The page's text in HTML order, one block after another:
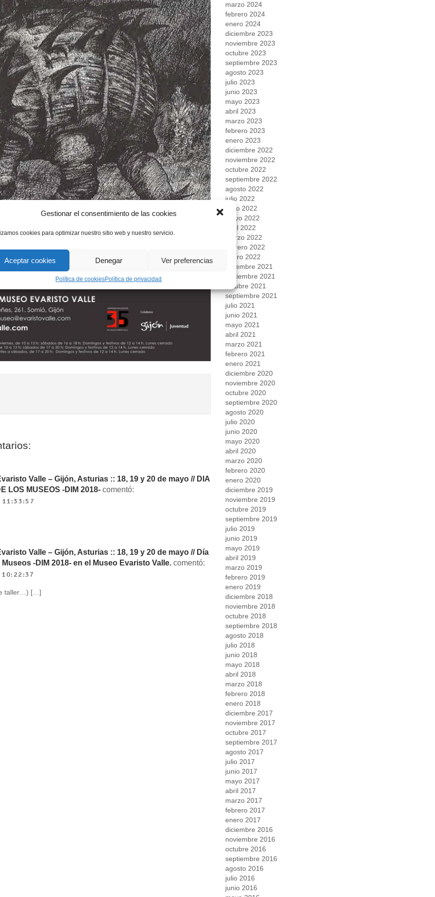
Gestionar el consentimiento de las cookies
cookies para optimizar nuestro sitio web y nuestro servicio.
Aceptar cookies Denegar Ver preferencias
Política de cookiesPolítica de privacidad
Valle – Gijón, Asturias :: 18, 19 y 20 de mayo // DIA
LOS MUSEOS -DIM 2018- comentó:
Valle – Gijón, Asturias :: 18, 19 y 20 de mayo // Día
-DIM 2018- en el Museo Evaristo Valle. comentó:
taller…) […]
marzo 2024
febrero 2024
enero 2024
diciembre 2023
noviembre 2023
octubre 2023
septiembre 2023
agosto 2023
julio 2023
junio 2023
mayo 2023
abril 2023
marzo 2023
febrero 2023
enero 2023
diciembre 2022
noviembre 2022
octubre 2022
septiembre 2022
agosto 2022
julio 2022
junio 2022
mayo 2022
abril 2022
marzo 2022
febrero 2022
enero 2022
diciembre 2021
noviembre 2021
octubre 2021
septiembre 2021
julio 2021
junio 2021
mayo 2021
abril 2021
marzo 2021
febrero 2021
enero 2021
diciembre 2020
noviembre 2020
octubre 2020
septiembre 2020
agosto 2020
julio 2020
junio 2020
mayo 2020
abril 2020
marzo 2020
febrero 2020
enero 2020
diciembre 2019
noviembre 2019
octubre 2019
septiembre 2019
julio 2019
junio 2019
mayo 2019
abril 2019
marzo 2019
febrero 2019
enero 2019
diciembre 2018
noviembre 2018
octubre 2018
septiembre 2018
agosto 2018
julio 2018
junio 2018
mayo 2018
abril 2018
marzo 2018
febrero 2018
enero 2018
diciembre 2017
noviembre 2017
octubre 2017
septiembre 2017
agosto 2017
julio 2017
junio 2017
mayo 2017
abril 2017
marzo 2017
febrero 2017
enero 2017
diciembre 2016
noviembre 2016
octubre 2016
septiembre 2016
agosto 2016
julio 2016
junio 2016